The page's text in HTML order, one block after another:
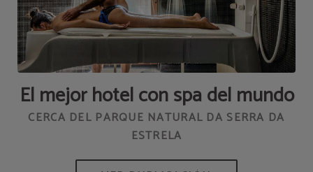
El mejor hotel con spa del mundo
CERCA DEL PARQUE NATURAL DA SERRA DA
ESTRELA